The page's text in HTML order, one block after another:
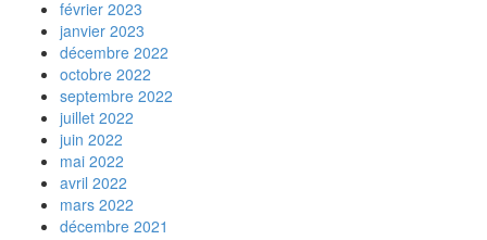
février 2023
janvier 2023
décembre 2022
octobre 2022
septembre 2022
juillet 2022
juin 2022
mai 2022
avril 2022
mars 2022
décembre 2021